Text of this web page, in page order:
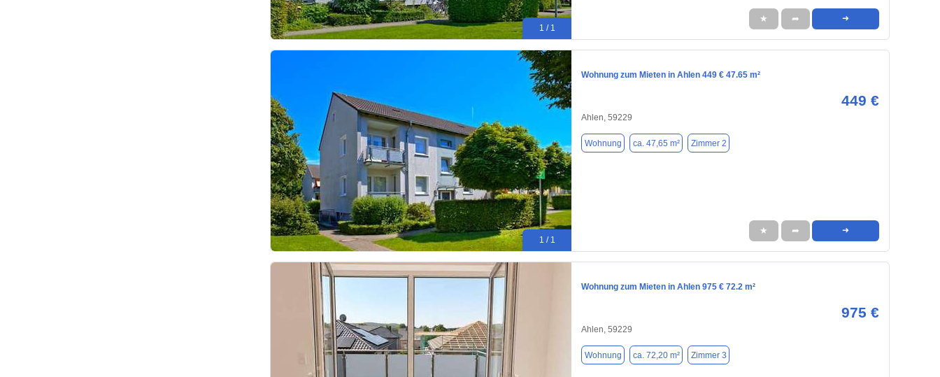
1 / 1
★ ➦ ➜
1 / 1
Wohnung zum Mieten in Ahlen 449 € 47.65 m²
449 €
Ahlen, 59229
Wohnung ca. 47,65 m² Zimmer 2
★ ➦ ➜
Wohnung zum Mieten in Ahlen 975 € 72.2 m²
975 €
Ahlen, 59229
Wohnung ca. 72,20 m² Zimmer 3